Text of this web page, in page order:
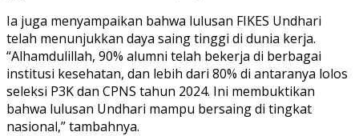
Ia juga menyampaikan bahwa lulusan FIKES Undhari
telah menunjukkan daya saing tinggi di dunia kerja.
“Alhamdulillah, 90% alumni telah bekerja di berbagai
institusi kesehatan, dan lebih dari 80% di antaranya lolos
seleksi P3K dan CPNS tahun 2024. Ini membuktikan
bahwa lulusan Undhari mampu bersaing di tingkat
nasional,” tambahnya.